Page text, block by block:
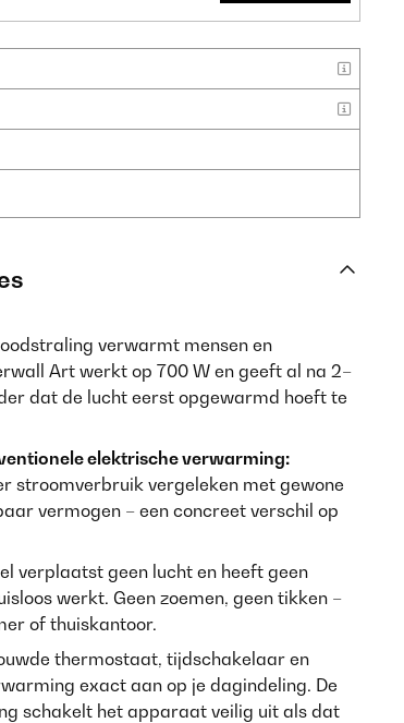
verwarmt mensen en
Art werkt op 700 W en geeft al na 2–
dat de lucht eerst opgewarmd hoeft te
elektrische verwarming:
stroomverbruik vergeleken met gewone
vermogen – een concreet verschil op
verplaatst geen lucht en heeft geen
werkt. Geen zoemen, geen tikken –
of thuiskantoor.
thermostaat, tijdschakelaar en
exact aan op je dagindeling. De
schakelt het apparaat veilig uit als dat